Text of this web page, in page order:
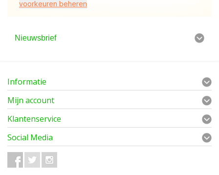
Nieuwsbrief
Informatie
Mijn account
Klantenservice
Social Media